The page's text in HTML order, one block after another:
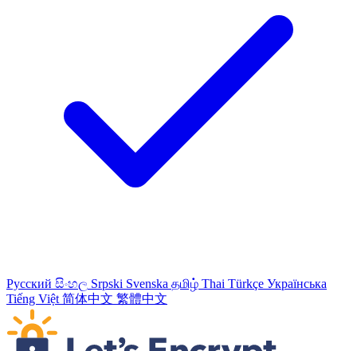
Русский සිංහල Srpski Svenska தமிழ் Thai Türkçe Українська
Tiếng Việt 简体中文 繁體中文
Пропустить навигационные ссылки